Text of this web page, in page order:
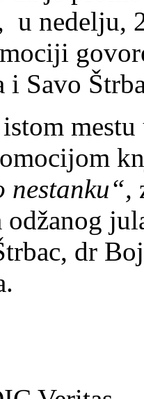
u nedelju,
i Savo
nestanku“,
odžanog
dr